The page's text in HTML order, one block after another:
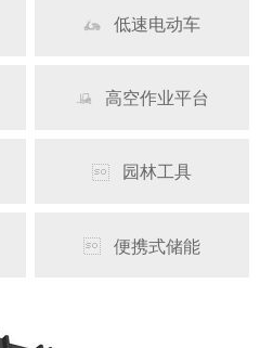
 低速电动车
 高空作业平台
 园林工具
 便携式储能